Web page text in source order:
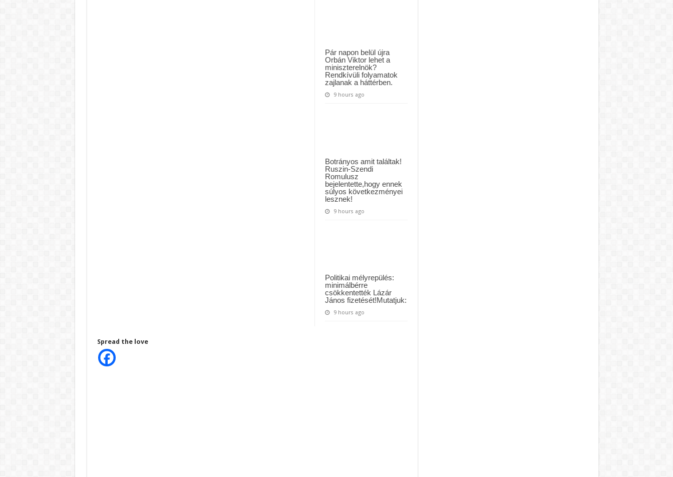
Pár napon belül újra
Orbán Viktor lehet a
miniszterelnök?
Rendkívüli folyamatok
zajlanak a háttérben.
9 hours ago
Botrányos amit találtak!
Ruszin-Szendi
Romulusz
bejelentette,hogy ennek
súlyos következményei
lesznek!
9 hours ago
Politikai mélyrepülés:
minimálbérre
csökkentették Lázár
János fizetését!Mutatjuk:
9 hours ago
Spread the love